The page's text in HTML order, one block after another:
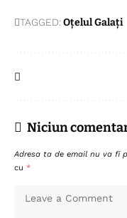
TAGGED:Oțelul Galați
Niciun
Adresa ta de email nu va fi
cu *